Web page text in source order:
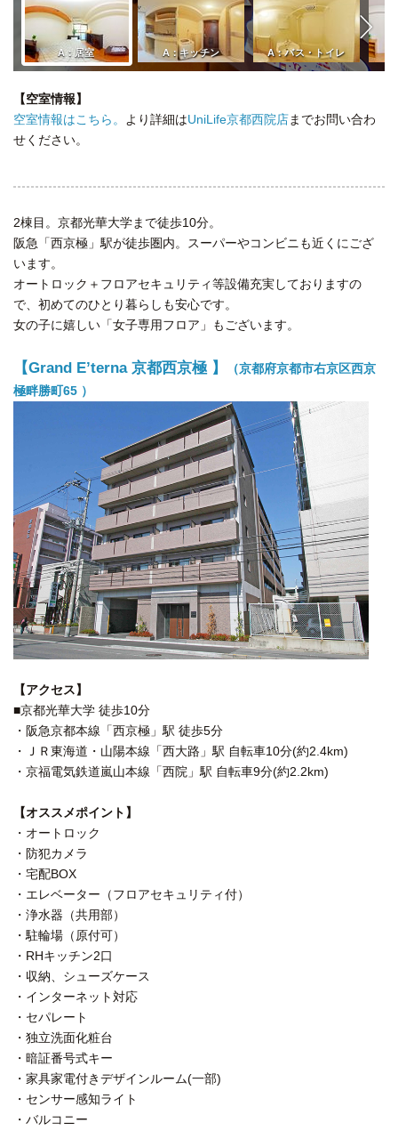
【空室情報】
空室情報はこちら。 より詳細はUniLife京都西院店までお問い合わ
せください。
2棟目。京都光華大学まで徒歩10分。
阪急「西京極」駅が徒歩圏内。スーパーやコンビニも近くにござ
います。
オートロック＋フロアセキュリティ等設備充実しておりますの
で、初めてのひとり暮らしも安心です。
女の子に嬉しい「女子専用フロア」もございます。
【Grand E’terna 京都西京極 】
（京都府京都市右京区西京
極畔勝町65 ）
【アクセス】
■京都光華大学 徒歩10分
・阪急京都本線「西京極」駅 徒歩5分
・ＪＲ東海道・山陽本線「西大路」駅 自転車10分(約2.4km)
・京福電気鉄道嵐山本線「西院」駅 自転車9分(約2.2km)
【オススメポイント】
・オートロック
・防犯カメラ
・宅配BOX
・エレベーター（フロアセキュリティ付）
・浄水器（共用部）
・駐輪場（原付可）
・RHキッチン2口
・収納、シューズケース
・インターネット対応
・セパレート
・独立洗面化粧台
・暗証番号式キー
・家具家電付きデザインルーム(一部)
・センサー感知ライト
・バルコニー